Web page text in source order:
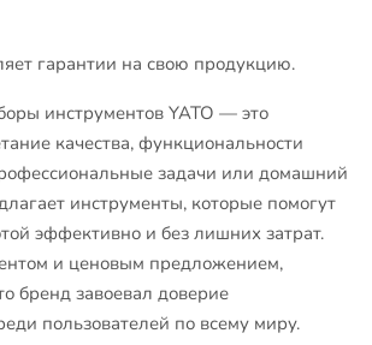
гарантии на свою продукцию.
инструментов YATO — это
качества, функциональности
задачи или домашний
инструменты, которые помогут
эффективно и без лишних затрат.
и ценовым предложением,
бренд завоевал доверие
пользователей по всему миру.